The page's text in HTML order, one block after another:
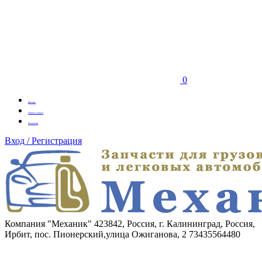
0
Бренды
Оплата заказа
Вакансии
Вход / Регистрация
Компания "Механик" 423842, Россия, г. Калининград, Россия,
Ирбит, пос. Пионерский,улица Ожиганова, 2 73435564480